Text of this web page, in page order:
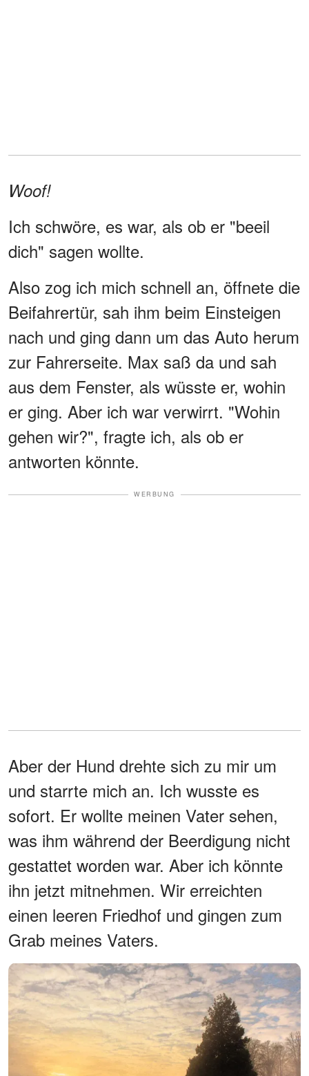
Woof!
Ich schwöre, es war, als ob er "beeil
dich" sagen wollte.
Also zog ich mich schnell an, öffnete die
Beifahrertür, sah ihm beim Einsteigen
nach und ging dann um das Auto herum
zur Fahrerseite. Max saß da ​​und sah
aus dem Fenster, als wüsste er, wohin
er ging. Aber ich war verwirrt. "Wohin
gehen wir?", fragte ich, als ob er
antworten könnte.
WERBUNG
Aber der Hund drehte sich zu mir um
und starrte mich an. Ich wusste es
sofort. Er wollte meinen Vater sehen,
was ihm während der Beerdigung nicht
gestattet worden war. Aber ich könnte
ihn jetzt mitnehmen. Wir erreichten
einen leeren Friedhof und gingen zum
Grab meines Vaters.